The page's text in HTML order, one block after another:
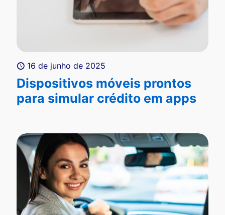
16 de junho de 2025
Dispositivos móveis prontos
para simular crédito em apps